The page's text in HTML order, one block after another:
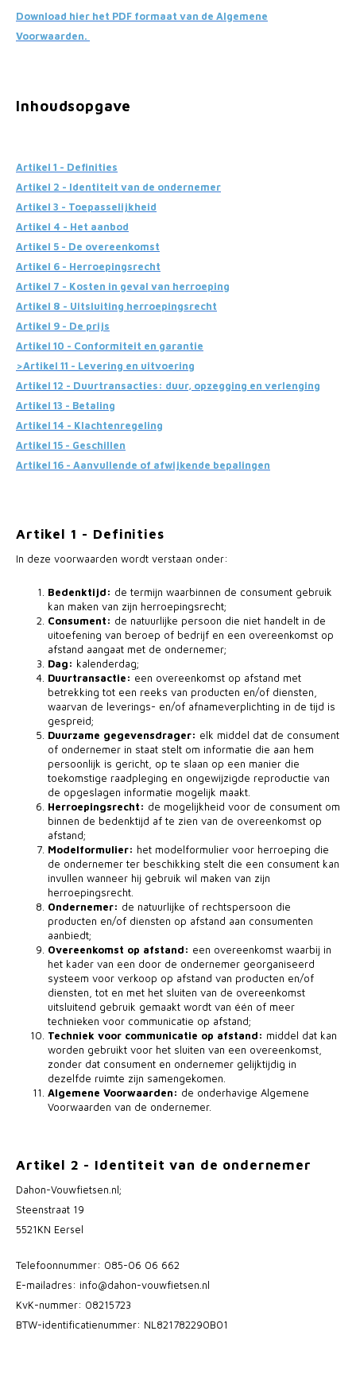
Fietscomputers
Download hier het PDF formaat van de Algemene
Voorwaarden.
Inhoudsopgave
Artikel 1 - Definities
Artikel 2 - Identiteit van de ondernemer
Artikel 3 - Toepasselijkheid
Artikel 4 - Het aanbod
Artikel 5 - De overeenkomst
Artikel 6 - Herroepingsrecht
Artikel 7 - Kosten in geval van herroeping
Artikel 8 - Uitsluiting herroepingsrecht
Artikel 9 - De prijs
Artikel 10 - Conformiteit en garantie
>Artikel 11 - Levering en uitvoering
Artikel 12 - Duurtransacties: duur, opzegging en verlenging
Artikel 13 - Betaling
Artikel 14 - Klachtenregeling
Artikel 15 - Geschillen
Artikel 16 - Aanvullende of afwijkende bepalingen
Artikel 1 - Definities
In deze voorwaarden wordt verstaan onder:
Bedenktijd: de termijn waarbinnen de consument gebruik
kan maken van zijn herroepingsrecht;
Consument: de natuurlijke persoon die niet handelt in de
uitoefening van beroep of bedrijf en een overeenkomst op
afstand aangaat met de ondernemer;
Dag: kalenderdag;
Duurtransactie: een overeenkomst op afstand met
betrekking tot een reeks van producten en/of diensten,
waarvan de leverings- en/of afnameverplichting in de tijd is
gespreid;
Duurzame gegevensdrager: elk middel dat de consument
of ondernemer in staat stelt om informatie die aan hem
persoonlijk is gericht, op te slaan op een manier die
toekomstige raadpleging en ongewijzigde reproductie van
de opgeslagen informatie mogelijk maakt.
Herroepingsrecht: de mogelijkheid voor de consument om
binnen de bedenktijd af te zien van de overeenkomst op
afstand;
Modelformulier: het modelformulier voor herroeping die
de ondernemer ter beschikking stelt die een consument kan
invullen wanneer hij gebruik wil maken van zijn
herroepingsrecht.
Ondernemer: de natuurlijke of rechtspersoon die
producten en/of diensten op afstand aan consumenten
aanbiedt;
Overeenkomst op afstand: een overeenkomst waarbij in
het kader van een door de ondernemer georganiseerd
systeem voor verkoop op afstand van producten en/of
diensten, tot en met het sluiten van de overeenkomst
uitsluitend gebruik gemaakt wordt van één of meer
technieken voor communicatie op afstand;
Techniek voor communicatie op afstand: middel dat kan
worden gebruikt voor het sluiten van een overeenkomst,
zonder dat consument en ondernemer gelijktijdig in
dezelfde ruimte zijn samengekomen.
Algemene Voorwaarden: de onderhavige Algemene
Voorwaarden van de ondernemer.
Artikel 2 - Identiteit van de ondernemer
Dahon-Vouwfietsen.nl;
Steenstraat 19
5521KN Eersel
Telefoonnummer: 085-06 06 662
E-mailadres: info@dahon-vouwfietsen.nl
KvK-nummer: 08215723
BTW-identificatienummer: NL821782290B01